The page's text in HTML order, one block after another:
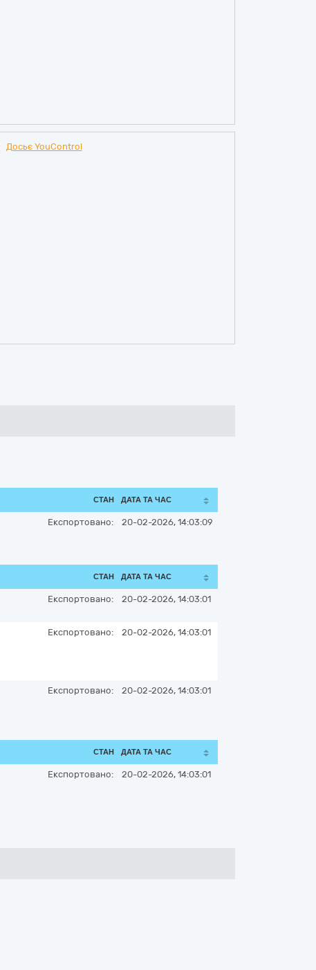
Досьє YouControl
СТАН ДАТА ТА ЧАС
Експортовано: 20-02-2026, 14:03:09
СТАН ДАТА ТА ЧАС
Експортовано: 20-02-2026, 14:03:01
Експортовано: 20-02-2026, 14:03:01
Експортовано: 20-02-2026, 14:03:01
СТАН ДАТА ТА ЧАС
Експортовано: 20-02-2026, 14:03:01